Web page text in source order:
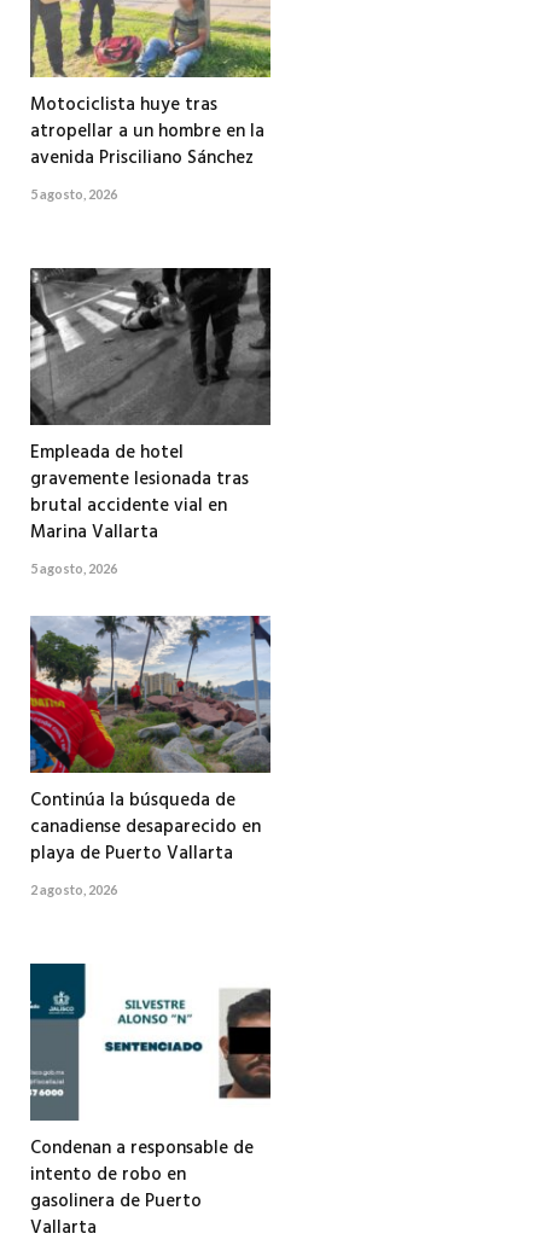
Motociclista huye tras
atropellar a un hombre en la
avenida Prisciliano Sánchez
5 agosto, 2026
Empleada de hotel
gravemente lesionada tras
brutal accidente vial en
Marina Vallarta
5 agosto, 2026
Continúa la búsqueda de
canadiense desaparecido en
playa de Puerto Vallarta
2 agosto, 2026
Condenan a responsable de
intento de robo en
gasolinera de Puerto
Vallarta